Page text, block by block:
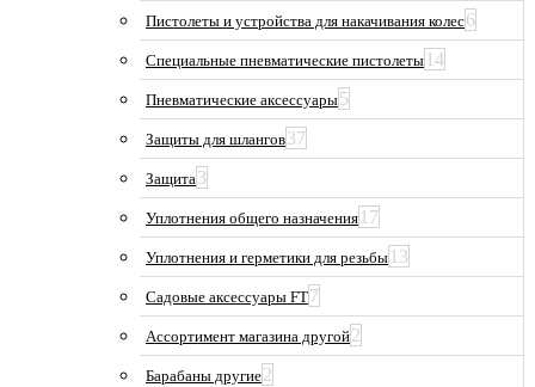
Пистолеты и устройства для накачивания колес6
Специальные пневматические пистолеты 14
Пневматические аксессуары5
Защиты для шлангов37
Защита3
Уплотнения общего назначения 17
Уплотнения и герметики для резьбы 13
Садовые аксессуары FT7
Ассортимент магазина другой2
Барабаны другие2